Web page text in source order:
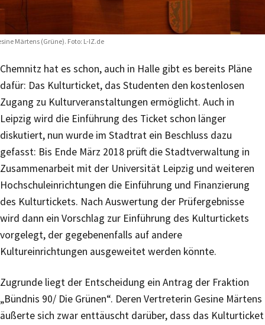
Märtens (Grüne). Foto: L-IZ.de
Chemnitz hat es schon, auch in Halle gibt es bereits Pläne
dafür: Das Kulturticket, das Studenten den kostenlosen
Zugang zu Kulturveranstaltungen ermöglicht. Auch in
Leipzig wird die Einführung des Ticket schon länger
diskutiert, nun wurde im Stadtrat ein Beschluss dazu
gefasst: Bis Ende März 2018 prüft die Stadtverwaltung in
Zusammenarbeit mit der Universität Leipzig und weiteren
Hochschuleinrichtungen die Einführung und Finanzierung
des Kulturtickets. Nach Auswertung der Prüfergebnisse
wird dann ein Vorschlag zur Einführung des Kulturtickets
vorgelegt, der gegebenenfalls auf andere
Kultureinrichtungen ausgeweitet werden könnte.
Zugrunde liegt der Entscheidung ein Antrag der Fraktion
„Bündnis 90/ Die Grünen“. Deren Vertreterin Gesine Märtens
äußerte sich zwar enttäuscht darüber, dass das Kulturticket